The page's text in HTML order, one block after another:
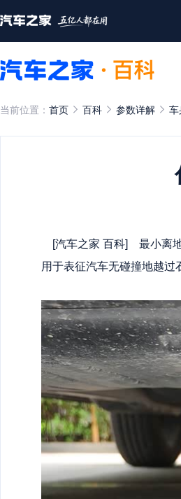
当前位置： 首页 百科 参数详解 车
[汽车之家 百科] 最小离地
用于表征汽车无碰撞地越